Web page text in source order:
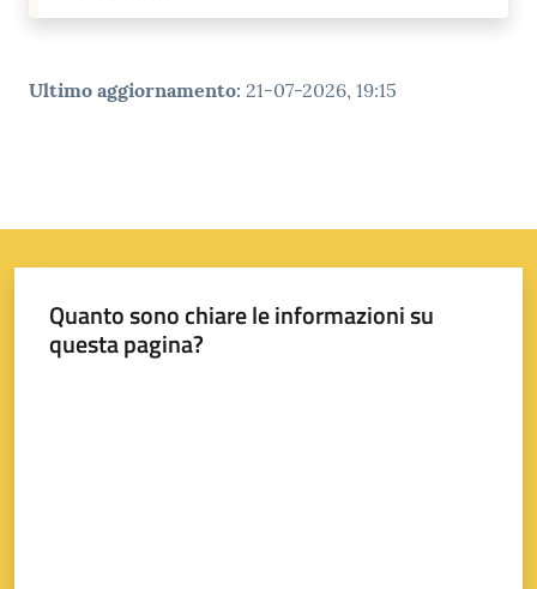
Ultimo aggiornamento: 21-07-2026, 19:15
Quanto sono chiare le informazioni su
questa pagina?